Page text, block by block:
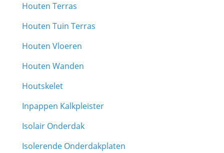
Houten Terras
Houten Tuin Terras
Houten Vloeren
Houten Wanden
Houtskelet
Inpappen Kalkpleister
Isolair Onderdak
Isolerende Onderdakplaten